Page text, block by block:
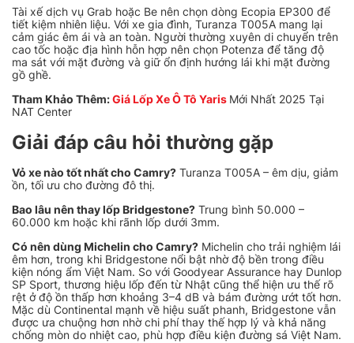
Tài xế dịch vụ Grab hoặc Be nên chọn dòng Ecopia EP300 để
tiết kiệm nhiên liệu. Với xe gia đình, Turanza T005A mang lại
cảm giác êm ái và an toàn. Người thường xuyên di chuyển trên
cao tốc hoặc địa hình hỗn hợp nên chọn Potenza để tăng độ
ma sát với mặt đường và giữ ổn định hướng lái khi mặt đường
gồ ghề.
Tham Khảo Thêm:Giá Lốp Xe Ô Tô Yaris Mới Nhất 2025 Tại
NAT Center
Giải đáp câu hỏi thường gặp
Vỏ xe nào tốt nhất cho Camry? Turanza T005A – êm dịu, giảm
ồn, tối ưu cho đường đô thị.
Bao lâu nên thay lốp Bridgestone? Trung bình 50.000 –
60.000 km hoặc khi rãnh lốp dưới 3mm.
Có nên dùng Michelin cho Camry? Michelin cho trải nghiệm lái
êm hơn, trong khi Bridgestone nổi bật nhờ độ bền trong điều
kiện nóng ẩm Việt Nam. So với Goodyear Assurance hay Dunlop
SP Sport, thương hiệu lốp đến từ Nhật cũng thể hiện ưu thế rõ
rệt ở độ ồn thấp hơn khoảng 3–4 dB và bám đường ướt tốt hơn.
Mặc dù Continental mạnh về hiệu suất phanh, Bridgestone vẫn
được ưa chuộng hơn nhờ chi phí thay thế hợp lý và khả năng
chống mòn do nhiệt cao, phù hợp điều kiện đường sá Việt Nam.